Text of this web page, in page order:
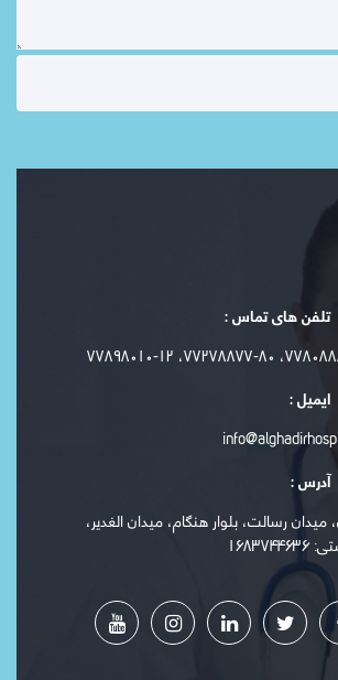
تلفن های تماس :
۸۰، ۷۷۸۹۸۰۱۰-۱۲
ایمیل :
آدرس :
میدان رسالت، بلوار هنگام، میدان الغدیر،